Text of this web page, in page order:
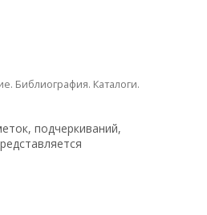
Библиография. Каталоги.
подчеркиваний,